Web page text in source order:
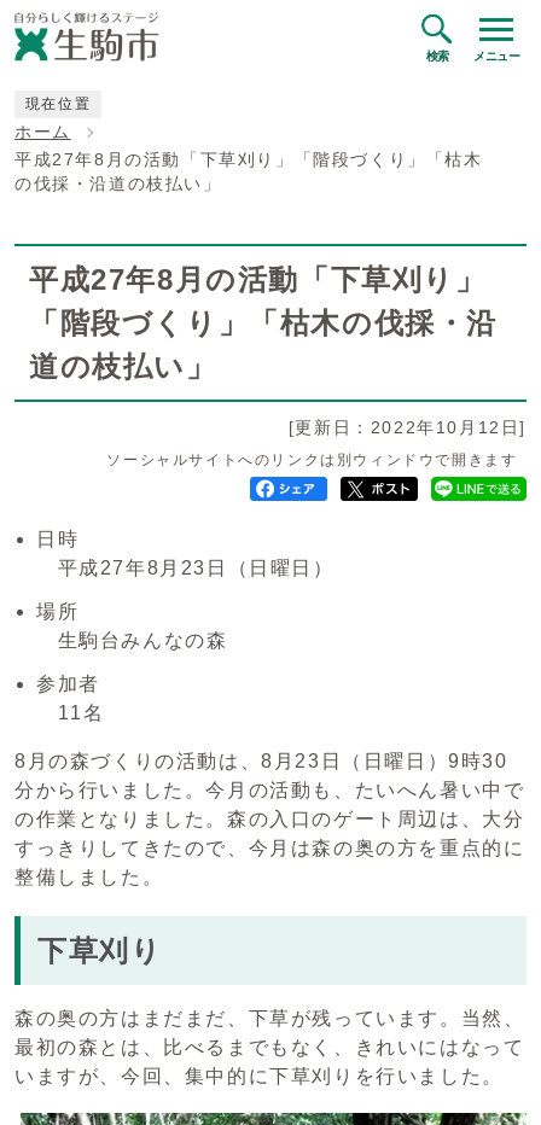
検索 メニュー
現在位置
ホーム
平成27年8月の活動「下草刈り」「階段づくり」「枯木
の伐採・沿道の枝払い」
平成27年8月の活動「下草刈り」
「階段づくり」「枯木の伐採・沿
道の枝払い」
[更新日：2022年10月12日]
ソーシャルサイトへのリンクは別ウィンドウで開きます
日時
平成27年8月23日（日曜日）
場所
生駒台みんなの森
参加者
11名
8月の森づくりの活動は、8月23日（日曜日）9時30
分から行いました。今月の活動も、たいへん暑い中で
の作業となりました。森の入口のゲート周辺は、大分
すっきりしてきたので、今月は森の奥の方を重点的に
整備しました。
下草刈り
森の奥の方はまだまだ、下草が残っています。当然、
最初の森とは、比べるまでもなく、きれいにはなって
いますが、今回、集中的に下草刈りを行いました。